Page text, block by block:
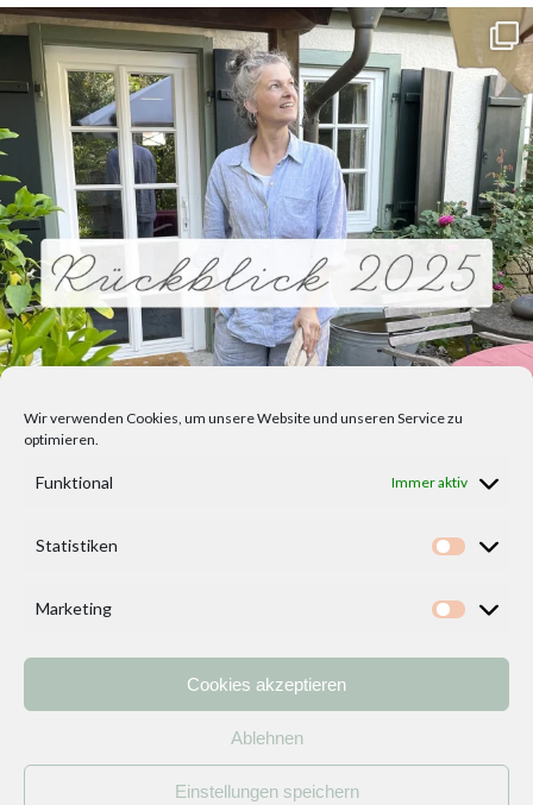
Wir verwenden Cookies, um unsere Website und unseren Service zu
optimieren.
Funktional Immer aktiv
Statistiken
Marketing
Cookies akzeptieren
Ablehnen
Einstellungen speichern
Kontakt
Impressum/ Datenschutzerklärung